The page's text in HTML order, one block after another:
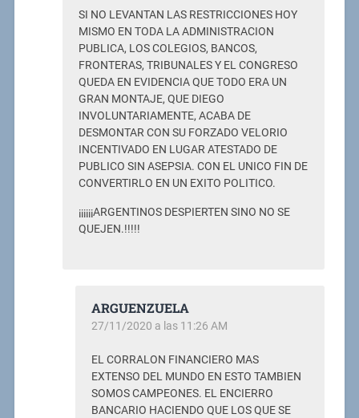
SI NO LEVANTAN LAS RESTRICCIONES HOY
MISMO EN TODA LA ADMINISTRACION
PUBLICA, LOS COLEGIOS, BANCOS,
FRONTERAS, TRIBUNALES Y EL CONGRESO
QUEDA EN EVIDENCIA QUE TODO ERA UN
GRAN MONTAJE, QUE DIEGO
INVOLUNTARIAMENTE, ACABA DE
DESMONTAR CON SU FORZADO VELORIO
INCENTIVADO EN LUGAR ATESTADO DE
PUBLICO SIN ASEPSIA. CON EL UNICO FIN DE
CONVERTIRLO EN UN EXITO POLITICO.
¡¡¡¡¡¡ARGENTINOS DESPIERTEN SINO NO SE
QUEJEN.!!!!!
ARGUENZUELA
27/11/2020 a las 11:26 AM
EL CORRALON FINANCIERO MAS
EXTENSO DEL MUNDO EN ESTO TAMBIEN
SOMOS CAMPEONES. EL ENCIERRO
BANCARIO HACIENDO QUE LOS QUE SE